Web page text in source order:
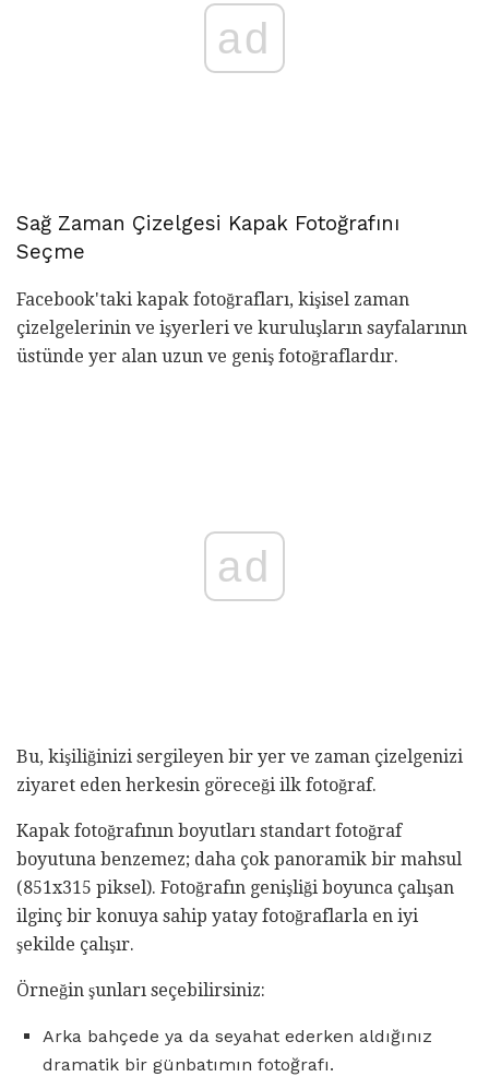
ad
Sağ Zaman Çizelgesi Kapak Fotoğrafını
Seçme
Facebook'taki kapak fotoğrafları, kişisel zaman
çizelgelerinin ve işyerleri ve kuruluşların sayfalarının
üstünde yer alan uzun ve geniş fotoğraflardır.
ad
Bu, kişiliğinizi sergileyen bir yer ve zaman çizelgenizi
ziyaret eden herkesin göreceği ilk fotoğraf.
Kapak fotoğrafının boyutları standart fotoğraf
boyutuna benzemez; daha çok panoramik bir mahsul
(851x315 piksel). Fotoğrafın genişliği boyunca çalışan
ilginç bir konuya sahip yatay fotoğraflarla en iyi
şekilde çalışır.
Örneğin şunları seçebilirsiniz:
Arka bahçede ya da seyahat ederken aldığınız
dramatik bir günbatımın fotoğrafı.